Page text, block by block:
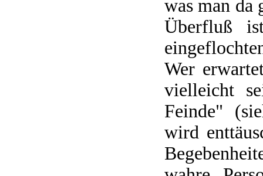
was man da
Überfluß
Wer
vielleicht
Feinde"
wird